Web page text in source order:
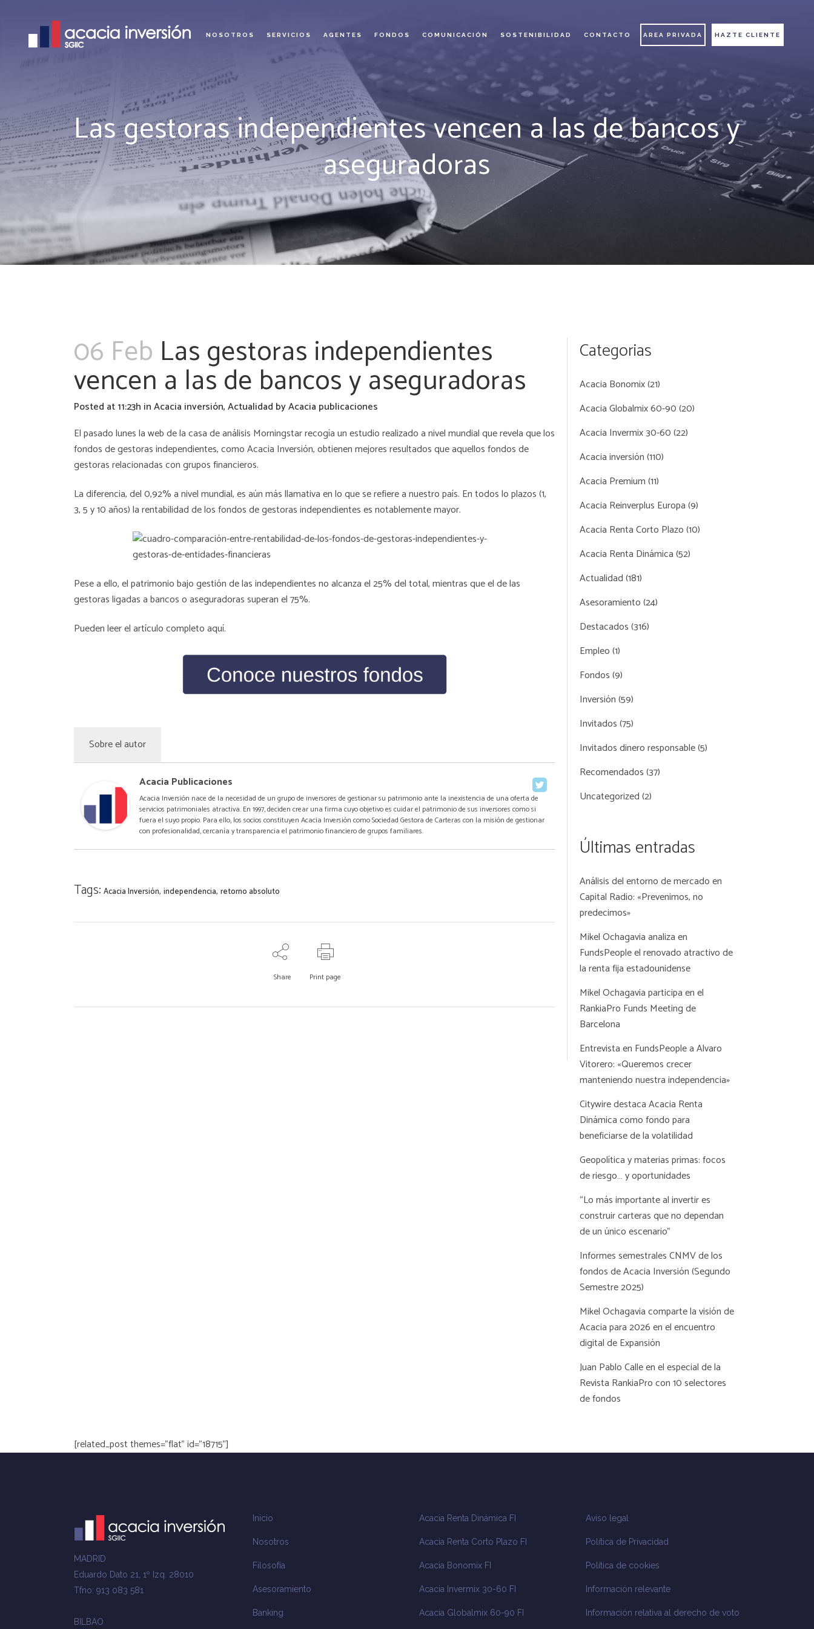
NOSOTROS SERVICIOS AGENTES FONDOS COMUNICACIÓN SOSTENIBILIDAD CONTACTO AREA PRIVADA HAZTE CLIENTE
Las gestoras independientes vencen a las de bancos y
aseguradoras
06 Feb Las gestoras independientes
vencen a las de bancos y aseguradoras
Posted at 11:23h inAcacia inversión,Actualidad byAcacia publicaciones
El pasado lunes la web de la casa de análisis Morningstar recogía un estudio realizado a nivel mundial que revela que los
fondos de gestoras independientes, como Acacia Inversión, obtienen mejores resultados que aquellos fondos de
gestoras relacionadas con grupos financieros.
La diferencia, del 0,92% a nivel mundial, es aún más llamativa en lo que se refiere a nuestro país. En todos lo plazos (1,
3, 5 y 10 años) la rentabilidad de los fondos de gestoras independientes es notablemente mayor.
Pese a ello, el patrimonio bajo gestión de las independientes no alcanza el 25% del total, mientras que el de las
gestoras ligadas a bancos o aseguradoras superan el 75%.
Pueden leerel artículo completo aquí.
Sobre el autor
Acacia Publicaciones
Acacia Inversión nace de la necesidad de un grupo de inversores de gestionar su patrimonio ante la inexistencia de una oferta de
servicios patrimoniales atractiva. En 1997, deciden crear una firma cuyo objetivo es cuidar el patrimonio de sus inversores como si
fuera el suyo propio. Para ello, los socios constituyen Acacia Inversión como Sociedad Gestora de Carteras con la misión de gestionar
con profesionalidad, cercanía y transparencia el patrimonio financiero de grupos familiares.
Tags: Acacia Inversión, independencia, retorno absoluto
Share Print page
Categorias
Acacia Bonomix(21)
Acacia Globalmix 60-90(20)
Acacia Invermix 30-60(22)
Acacia inversión(110)
Acacia Premium(11)
Acacia Reinverplus Europa(9)
Acacia Renta Corto Plazo(10)
Acacia Renta Dinámica(52)
Actualidad(181)
Asesoramiento(24)
Destacados(316)
Empleo(1)
Fondos(9)
Inversión(59)
Invitados(75)
Invitados dinero responsable(5)
Recomendados(37)
Uncategorized(2)
Últimas entradas
Análisis del entorno de mercado en
Capital Radio: «Prevenimos, no
predecimos»
Mikel Ochagavia analiza en
FundsPeople el renovado atractivo de
la renta fija estadounidense
Mikel Ochagavia participa en el
RankiaPro Funds Meeting de
Barcelona
Entrevista en FundsPeople a Alvaro
Vitorero: «Queremos crecer
manteniendo nuestra independencia»
Citywire destaca Acacia Renta
Dinámica como fondo para
beneficiarse de la volatilidad
Geopolítica y materias primas: focos
de riesgo… y oportunidades
“Lo más importante al invertir es
construir carteras que no dependan
de un único escenario”
Informes semestrales CNMV de los
fondos de Acacia Inversión (Segundo
Semestre 2025)
Mikel Ochagavia comparte la visión de
Acacia para 2026 en el encuentro
digital de Expansión
Juan Pablo Calle en el especial de la
Revista RankiaPro con 10 selectores
de fondos
[related_post themes="flat" id="18715"]
MADRID
Eduardo Dato 21, 1º Izq. 28010
Tfno: 913 083 581
BILBAO
Inicio
Nosotros
Filosofía
Asesoramiento
Banking
Acacia Renta Dinámica FI
Acacia Renta Corto Plazo FI
Acacia Bonomix FI
Acacia Invermix 30-60 FI
Acacia Globalmix 60-90 FI
Aviso legal
Política de Privacidad
Política de cookies
Información relevante
Información relativa al derecho de voto